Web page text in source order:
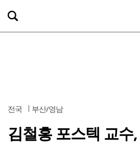
전국 부산/영남
김철홍 포스텍 교